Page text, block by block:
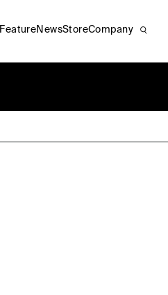
Feature NewsStoreCompany